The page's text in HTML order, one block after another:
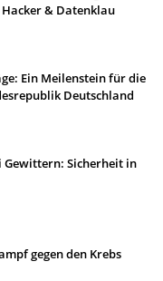
& Datenklau
Ein Meilenstein für die
Deutschland
Gewittern: Sicherheit in
gegen den Krebs